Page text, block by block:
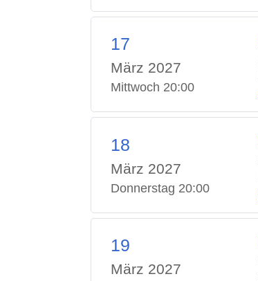
17
März 2027
Mittwoch 20:00
18
März 2027
Donnerstag 20:00
19
März 2027